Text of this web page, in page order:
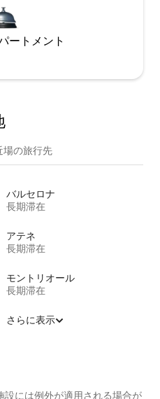
ートメント
場の旅行先
バルセロナ
長期滞在
アテネ
長期滞在
モントリオール
長期滞在
さらに表示
には例外が適用される場合が